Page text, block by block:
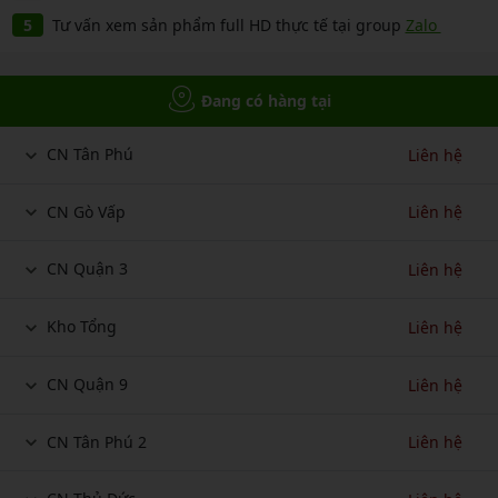
Tư vấn xem sản phẩm full HD thực tế tại group Zalo
Đang có hàng tại
CN Tân Phú Liên hệ
CN Gò Vấp Liên hệ
CN Quận 3 Liên hệ
Kho Tổng Liên hệ
CN Quận 9 Liên hệ
CN Tân Phú 2 Liên hệ